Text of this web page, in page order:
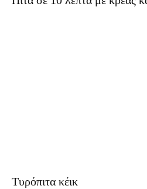
Τυρόπιτα κέικ